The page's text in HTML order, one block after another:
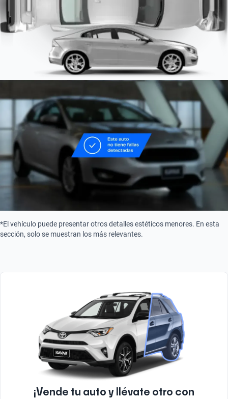
Combustión
*El vehículo puede presentar otros detalles estéticos menores. En esta
sección, solo se muestran los más relevantes.
¡Vende tu auto y llévate otro con